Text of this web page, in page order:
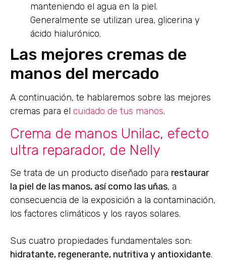
manteniendo el agua en la piel.
Generalmente se utilizan urea, glicerina y
ácido hialurónico.
Las mejores cremas de
manos del mercado
A continuación, te hablaremos sobre las mejores
cremas para el cuidado de tus manos.
Crema de manos Unilac, efecto
ultra reparador, de Nelly
Se trata de un producto diseñado para restaurar
la piel de las manos, así como las uñas, a
consecuencia de la exposición a la contaminación,
los factores climáticos y los rayos solares.
Sus cuatro propiedades fundamentales son:
hidratante, regenerante, nutritiva y antioxidante.